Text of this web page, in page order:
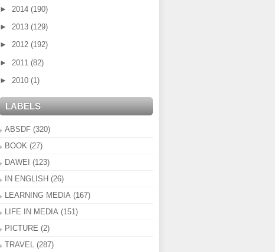
► 2014 (190)
► 2013 (129)
► 2012 (192)
► 2011 (82)
► 2010 (1)
LABELS
ABSDF (320)
BOOK (27)
DAWEI (123)
IN ENGLISH (26)
LEARNING MEDIA (167)
LIFE IN MEDIA (151)
PICTURE (2)
TRAVEL
(287)